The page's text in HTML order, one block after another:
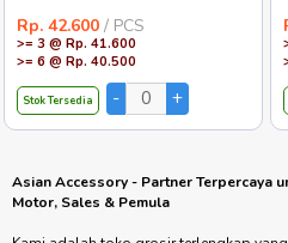
COIL INGNITION NAKASONE
CRYPTON